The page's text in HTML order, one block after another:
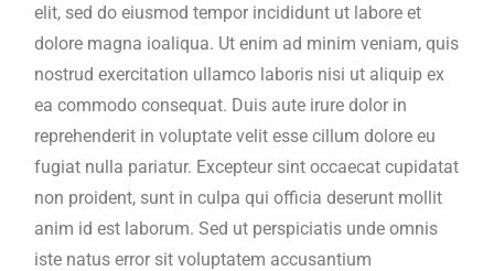
elit, sed do eiusmod tempor incididunt ut labore et
dolore magna ioaliqua. Ut enim ad minim veniam, quis
nostrud exercitation ullamco laboris nisi ut aliquip ex
ea commodo consequat. Duis aute irure dolor in
reprehenderit in voluptate velit esse cillum dolore eu
fugiat nulla pariatur. Excepteur sint occaecat cupidatat
non proident, sunt in culpa qui officia deserunt mollit
anim id est laborum. Sed ut perspiciatis unde omnis
iste natus error sit voluptatem accusantium